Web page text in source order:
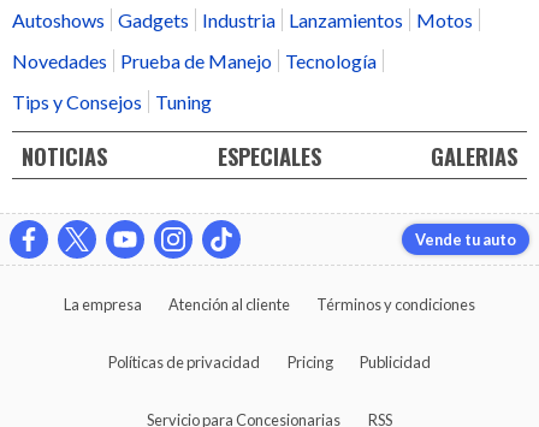
Autoshows
Gadgets Industria Lanzamientos
Motos
Novedades
Prueba de Manejo
Tecnología
Tips y Consejos
Tuning
NOTICIAS ESPECIALES GALERIAS
Vende tu auto
La empresa Atención al cliente Términos y condiciones
Políticas de privacidad Pricing Publicidad
Servicio para Concesionarias RSS